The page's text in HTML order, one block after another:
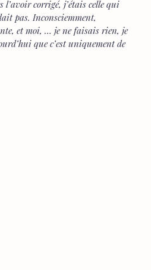
corrigé, j’étais celle qui
pas. Inconsciemment,
et moi, … je ne faisais rien, je
que c’est uniquement de